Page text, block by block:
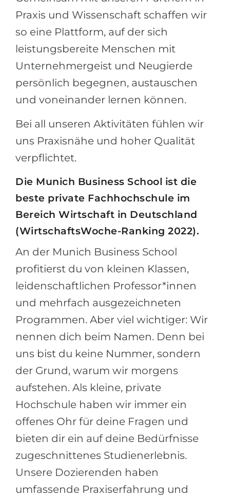
Praxis und Wissenschaft schaffen wir
so eine Plattform, auf der sich
leistungsbereite Menschen mit
Unternehmergeist und Neugierde
persönlich begegnen, austauschen
und voneinander lernen können.
Bei all unseren Aktivitäten fühlen wir
uns Praxisnähe und hoher Qualität
verpflichtet.
Die Munich Business School ist die
beste private Fachhochschule im
Bereich Wirtschaft in Deutschland
(WirtschaftsWoche-Ranking 2022).
An der Munich Business School
profitierst du von kleinen Klassen,
leidenschaftlichen Professor*innen
und mehrfach ausgezeichneten
Programmen. Aber viel wichtiger: Wir
nennen dich beim Namen. Denn bei
uns bist du keine Nummer, sondern
der Grund, warum wir morgens
aufstehen. Als kleine, private
Hochschule haben wir immer ein
offenes Ohr für deine Fragen und
bieten dir ein auf deine Bedürfnisse
zugeschnittenes Studienerlebnis.
Unsere Dozierenden haben
umfassende Praxiserfahrung und